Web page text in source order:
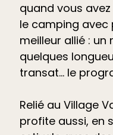
quand vous avez
le camping avec
meilleur allié : un
quelques
transat… le
Relié au Village
profite aussi, en